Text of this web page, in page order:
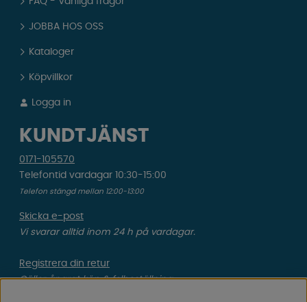
JOBBA HOS OSS
Kataloger
Köpvillkor
Logga in
KUNDTJÄNST
0171-105570
Telefontid vardagar 10:30-15:00
Telefon stängd mellan 12:00-13:00
Skicka e-post
Vi svarar alltid inom 24 h på vardagar.
Registrera din retur
Gäller ångrat köp & felbeställning.